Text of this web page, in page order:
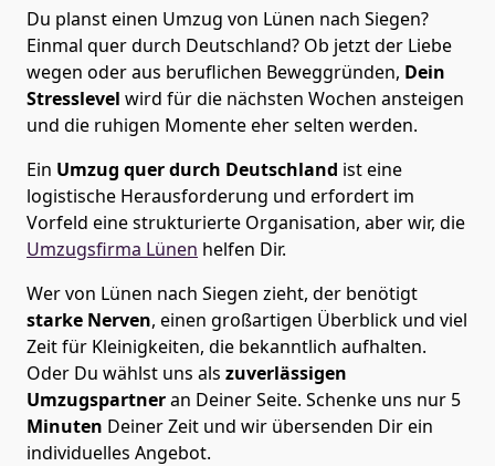
Du planst einen Umzug von Lünen nach Siegen?
Einmal quer durch Deutschland? Ob jetzt der Liebe
wegen oder aus beruflichen Beweggründen, Dein
Stresslevel wird für die nächsten Wochen ansteigen
und die ruhigen Momente eher selten werden.
Ein Umzug quer durch Deutschland ist eine
logistische Herausforderung und erfordert im
Vorfeld eine strukturierte Organisation, aber wir, die
Umzugsfirma Lünen helfen Dir.
Wer von Lünen nach Siegen zieht, der benötigt
starke Nerven, einen großartigen Überblick und viel
Zeit für Kleinigkeiten, die bekanntlich aufhalten.
Oder Du wählst uns als zuverlässigen
Umzugspartneran Deiner Seite. Schenke uns nur 5
Minuten Deiner Zeit und wir übersenden Dir ein
individuelles Angebot.